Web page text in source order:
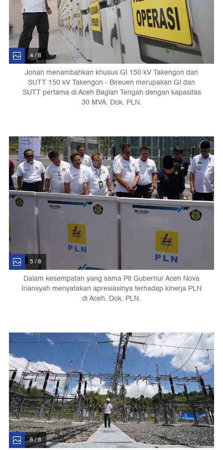
4 / 8
Jonan menambahkan khusus GI 150 kV Takengon dan
SUTT 150 kV Takengon - Bireuen merupakan GI dan
SUTT pertama di Aceh Bagian Tengah dengan kapasitas
30 MVA. Dok. PLN.
5 / 8
Dalam kesempatan yang sama Plt Gubernur Aceh Nova
Iriansyah menyatakan apresiasinya terhadap kinerja PLN
di Aceh. Dok. PLN.
6 / 8